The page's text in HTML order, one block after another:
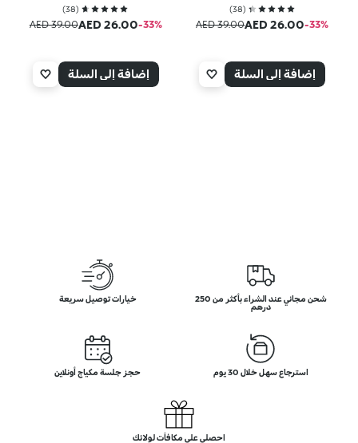
(
38
)
‎-33‎%‎
AED 26.00
AED 39.00
إضافة إلى السلة
(
38
)
‎-33‎%‎
AED 26.00
AED 39.00
إضافة إلى السلة
شحن مجاني عند الشراء بأكثر من 250
درهم
خيارات توصيل سريعة
استرجاع سهل خلال 30 يوم حجز جلسة مكياج أونلاين
احصلي على مكافآت لولائك